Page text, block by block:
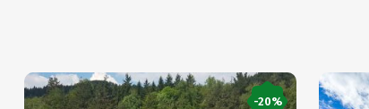
-20%